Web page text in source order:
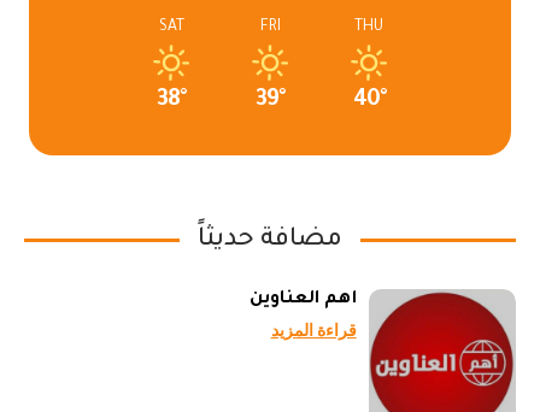
THU
40°
FRI
39°
SAT
38°
مضافة حديثاً
أهم العناوين
قراءة المزيد